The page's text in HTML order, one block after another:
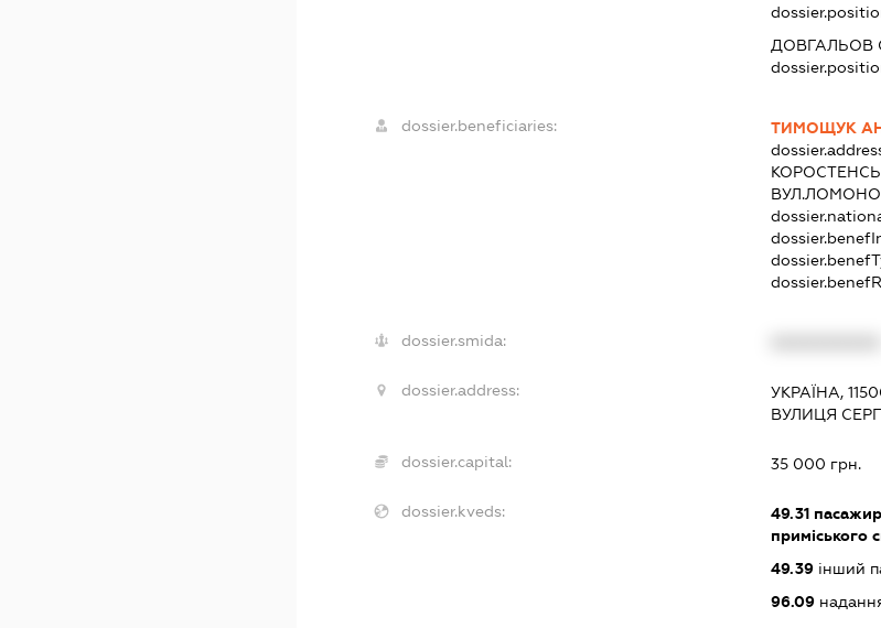
ДОВГАЛЬОВ
dossier.beneficiaries:
ТИМОЩУК
dossier.smida:
dossier.address:
УКРАЇНА,
ВУЛИЦЯ
dossier.capital: 35 000 грн.
dossier.kveds: 49.31
приміського
49.39 інший
96.09